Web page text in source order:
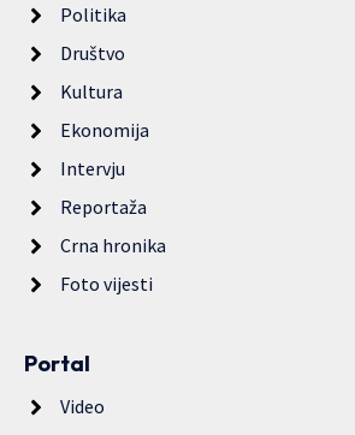
Politika
Društvo
Kultura
Ekonomija
Intervju
Reportaža
Crna hronika
Foto vijesti
Portal
Video